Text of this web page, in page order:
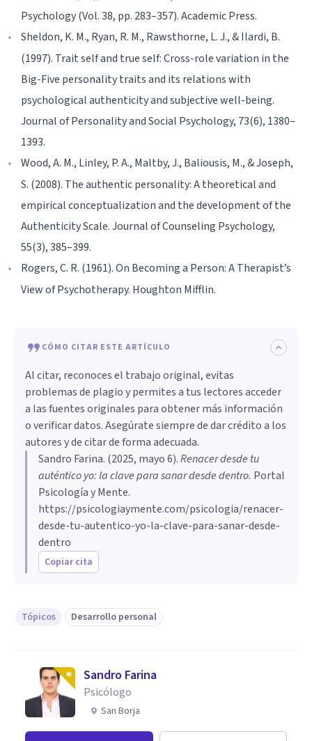
Psychology (Vol. 38, pp. 283–357). Academic Press.
Sheldon, K. M., Ryan, R. M., Rawsthorne, L. J., & Ilardi, B.
(1997). Trait self and true self: Cross-role variation in the
Big-Five personality traits and its relations with
psychological authenticity and subjective well-being.
Journal of Personality and Social Psychology, 73(6), 1380–
1393.
Wood, A. M., Linley, P. A., Maltby, J., Baliousis, M., & Joseph,
S. (2008). The authentic personality: A theoretical and
empirical conceptualization and the development of the
Authenticity Scale. Journal of Counseling Psychology,
55(3), 385–399.
Rogers, C. R. (1961). On Becoming a Person: A Therapist’s
View of Psychotherapy. Houghton Mifflin.
CÓMO CITAR ESTE ARTÍCULO
Al citar, reconoces el trabajo original, evitas
problemas de plagio y permites a tus lectores acceder
a las fuentes originales para obtener más información
o verificar datos. Asegúrate siempre de dar crédito a los
autores y de citar de forma adecuada.
Sandro Farina. (2025, mayo 6).Renacer desde tu
auténtico yo: la clave para sanar desde dentro. Portal
Psicología y Mente.
https://psicologiaymente.com/psicologia/renacer-
desde-tu-autentico-yo-la-clave-para-sanar-desde-
dentro
Copiar cita
Tópicos Desarrollo personal
Sandro Farina
Psicólogo
San Borja